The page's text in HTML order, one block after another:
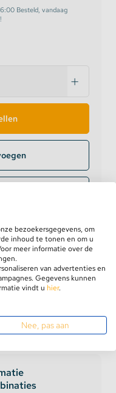
Besteld, vandaag
24 uur
bezoekersgegevens, om
inhoud te tonen en om u
meer informatie over de
van advertenties en
Gegevens kunnen
vindt u hier.
Nee, pas aan